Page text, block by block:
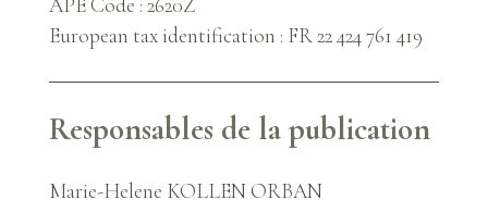
European tax identification : FR 22 424 761 419
Responsables de la publication
Marie-Helene KOLLEN ORBAN